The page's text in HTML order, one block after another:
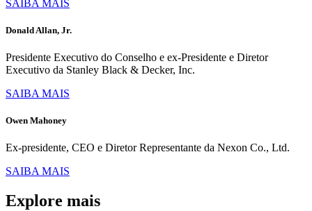
SAIBA MAIS
Donald Allan, Jr.
Presidente Executivo do Conselho e ex-Presidente e Diretor
Executivo da Stanley Black & Decker, Inc.
SAIBA MAIS
Owen Mahoney
Ex-presidente, CEO e Diretor Representante da Nexon Co., Ltd.
SAIBA MAIS
Explore mais